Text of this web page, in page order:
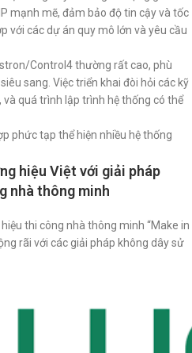
mạnh mẽ, đảm bảo độ tin cậy và tốc
với các dự án quy mô lớn và yêu cầu
Control4 thường rất cao, phù
sang. Việc triển khai đòi hỏi các kỹ
quá trình lập trình hệ thống có thể
phức tạp thể hiện nhiều hệ thống
hiệu Việt với giải pháp
nhà thông minh
thi công nhà thông minh “Make in
rãi với các giải pháp không dây sử